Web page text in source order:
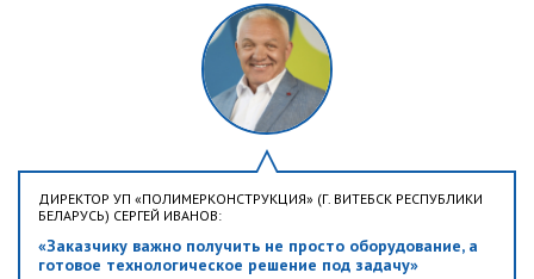
ДИРЕКТОР УП «ПОЛИМЕРКОНСТРУКЦИЯ» (Г. ВИТЕБСК РЕСПУБЛИКИ
БЕЛАРУСЬ) СЕРГЕЙ ИВАНОВ:
«Заказчику важно получить не просто оборудование, а
готовое технологическое решение под задачу»